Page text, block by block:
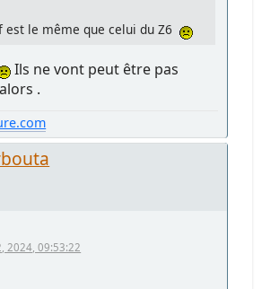
est le même que celui du Z6
Ils ne vont peut être pas
.
2024, 09:53:22